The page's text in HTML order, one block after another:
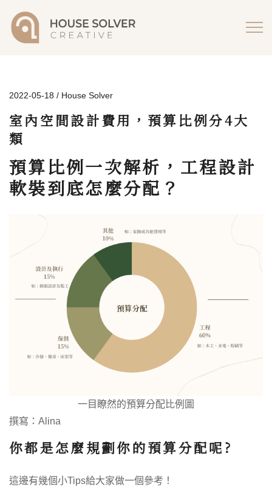
2022-05-18 House Solver
室內空間設計費用，預算比例分4大
類
預算比例一次解析，工程設計
軟裝到底怎麼分配？
一目瞭然的預算分配比例圖
撰寫：Alina
你都是怎麼規劃你的預算分配呢?
這邊有幾個小Tips給大家做一個參考！